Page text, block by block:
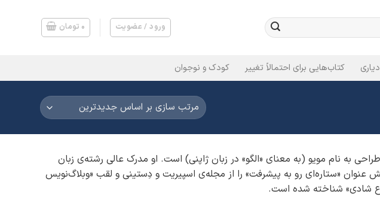
ورود / عضویت ۰ تومان
کتاب‌هایی برای احتمالاً تغییر کودک و نوجوان
به‌ نام مویو (به معنای «الگو» در زبان ژاپنی) است. او مدرک عالی رشته‌‌ی زبان
عنوان «ستاره‌‌ای رو به پیشرفت» را از مجله‌ی اسپیریت و دِستینی و لقب «وبلاگ‌‌نویس
شادی» شناخته شده است.